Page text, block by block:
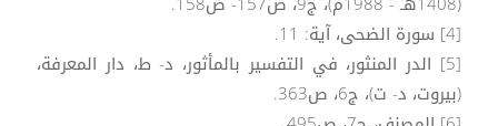
[4] سورة الضحى، آية: 11.
[5] الدر المنثور، في التفسير بالمأثور، د- ط، دار المعرفة،
(بيروت، د- ت)، ج6، ص363.